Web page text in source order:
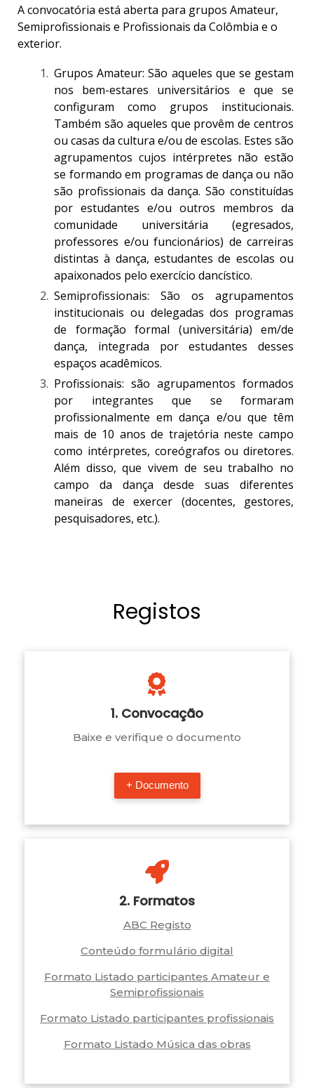
A convocatória está aberta para grupos Amateur,
Semiprofissionais e Profissionais da Colômbia e o
exterior.
Grupos Amateur: São aqueles que se gestam
nos bem-estares universitários e que se
configuram como grupos institucionais.
Também são aqueles que provêm de centros
ou casas da cultura e/ou de escolas. Estes são
agrupamentos cujos intérpretes não estão
se formando em programas de dança ou não
são profissionais da dança. São constituídas
por estudantes e/ou outros membros da
comunidade universitária (egresados,
professores e/ou funcionários) de carreiras
distintas à dança, estudantes de escolas ou
apaixonados pelo exercício dancístico.
Semiprofissionais: São os agrupamentos
institucionais ou delegadas dos programas
de formação formal (universitária) em/de
dança, integrada por estudantes desses
espaços acadêmicos.
Profissionais: são agrupamentos formados
por integrantes que se formaram
profissionalmente em dança e/ou que têm
mais de 10 anos de trajetória neste campo
como intérpretes, coreógrafos ou diretores.
Além disso, que vivem de seu trabalho no
campo da dança desde suas diferentes
maneiras de exercer (docentes, gestores,
pesquisadores, etc.).
Registos
1. Convocação
Baixe e verifique o documento
+ Documento
2. Formatos
ABC Registo
Conteúdo formulário digital
Formato Listado participantes Amateur e
Semiprofissionais
Formato Listado participantes profissionais
Formato Listado Música das obras